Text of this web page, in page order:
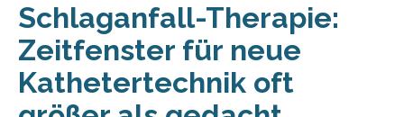
Schlaganfall-Therapie:
Zeitfenster für neue
Kathetertechnik oft